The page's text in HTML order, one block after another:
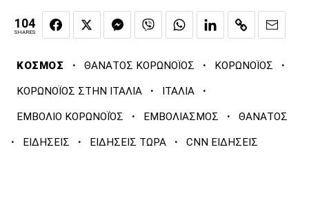
104
SHARES
ΚΟΣΜΟΣ · ΘΑΝΑΤΟΣ ΚΟΡΩΝΟΪΟΣ · ΚΟΡΩΝΟΪΟΣ ·
ΚΟΡΩΝΟΪΟΣ ΣΤΗΝ ΙΤΑΛΙΑ · ΙΤΑΛΙΑ ·
ΕΜΒΟΛΙΟ ΚΟΡΩΝΟΪΌΣ · ΕΜΒΟΛΙΑΣΜΟΣ · ΘΑΝΑΤΟΣ
· ΕΙΔΗΣΕΙΣ · ΕΙΔΗΣΕΙΣ ΤΩΡΑ · CNN ΕΙΔΗΣΕΙΣ